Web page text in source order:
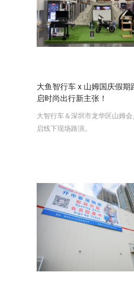
大鱼智行车 x 山姆国庆假期
启时尚出行新主张！
大智行车＆深圳市龙华区山姆
启线下现场路演。